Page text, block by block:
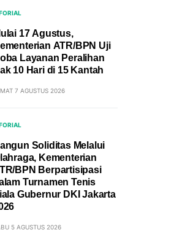
17 Agustus,
ATR/BPN Uji
Layanan Peralihan
10 Hari di 15 Kantah
7 AGUSTUS 2026
Soliditas Melalui
Kementerian
BPN Berpartisipasi
Turnamen Tenis
Gubernur DKI Jakarta
5 AGUSTUS 2026